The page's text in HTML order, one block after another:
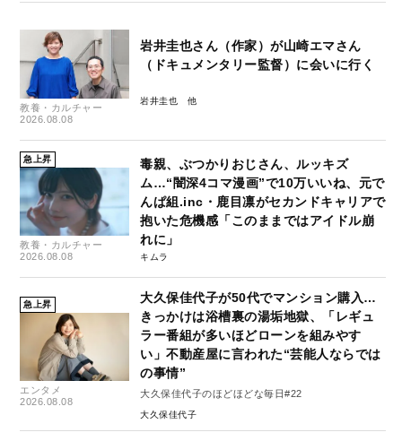
教養・カルチャー
2026.08.08
岩井圭也さん（作家）が山崎エマさん
（ドキュメンタリー監督）に会いに行く
岩井圭也
急上昇
教養・カルチャー
2026.08.08
毒親、ぶつかりおじさん、ルッキズ
ム…“闇深4コマ漫画”で10万いいね、元で
んぱ組.inc・鹿目凛がセカンドキャリアで
抱いた危機感「このままではアイドル崩
れに」
キムラ
急上昇
エンタメ
2026.08.08
大久保佳代子が50代でマンション購入…
きっかけは浴槽裏の湯垢地獄、「レギュ
ラー番組が多いほどローンを組みやす
い」不動産屋に言われた“芸能人ならでは
の事情”
大久保佳代子のほどほどな毎日#22
大久保佳代子